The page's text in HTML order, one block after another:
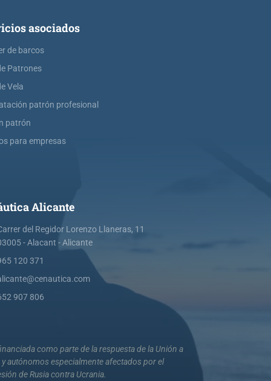
asociados
de barcos
Patrones
Vela
patrón profesional
patrón
para empresas
Alicante
del Regidor Lorenzo Llaneras, 11
- Alacant - Alicante
120 371
907 806
como parte de la respuesta de la Unión a
autónomos especialmente afectados por el
de Rusia contra Ucrania.